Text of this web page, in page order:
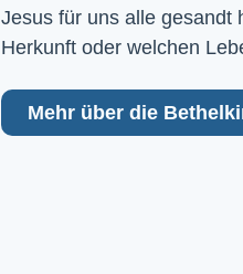
Jesus für uns alle gesandt
Herkunft oder welchen
Mehr über die